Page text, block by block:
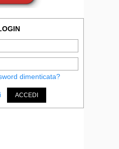
dimenticata?
ACCEDI